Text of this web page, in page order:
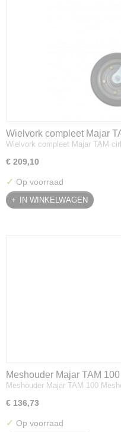
Wielvork compleet Majar
Wielvork compleet Majar TAM
€ 209,10
✓ Op voorraad
IN WINKELWAGEN
Meshouder Majar TAM 100
Meshouder Majar TAM 100
€ 136,73
✓ Op voorraad